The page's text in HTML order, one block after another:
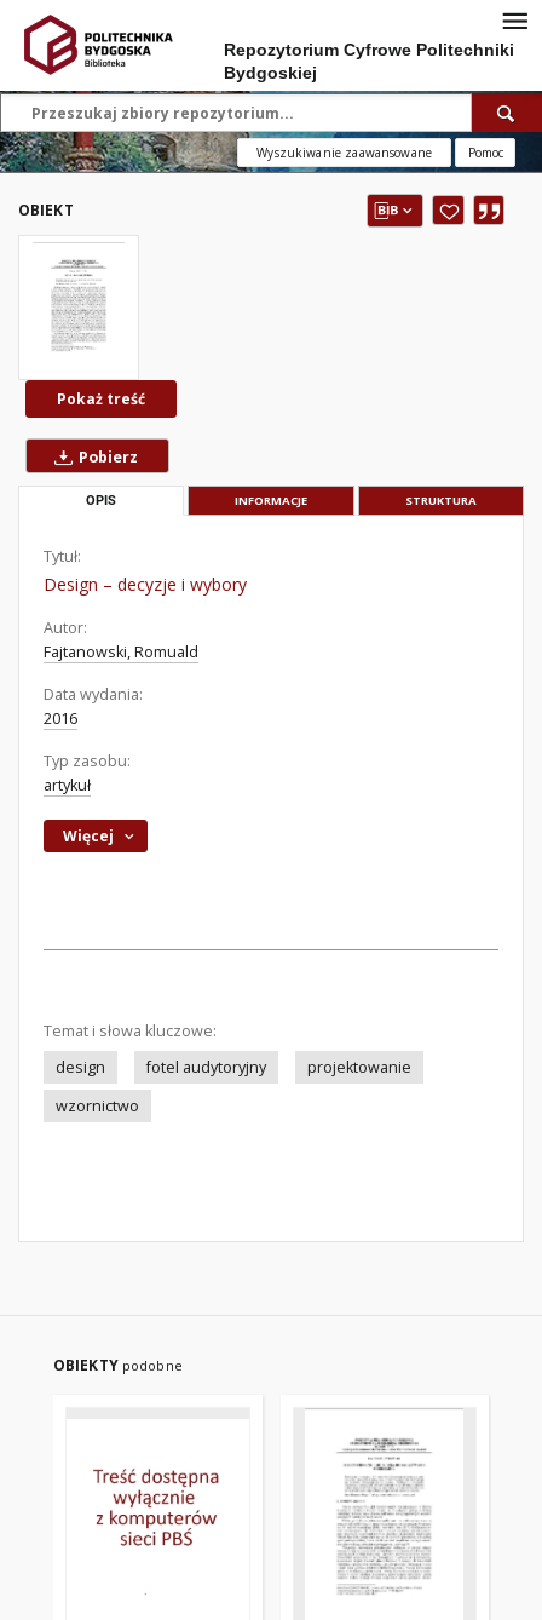
Repozytorium Cyfrowe Politechniki
Bydgoskiej
Wyszukiwanie zaawansowane Pomoc
OBIEKT
Pokaż treść
Pobierz
OPIS INFORMACJE STRUKTURA
Tytuł:
Design – decyzje i wybory
Autor:
Fajtanowski, Romuald
Data wydania:
2016
Typ zasobu:
artykuł
Więcej
Temat i słowa kluczowe:
design
fotel audytoryjny
projektowanie
wzornictwo
OBIEKTY podobne